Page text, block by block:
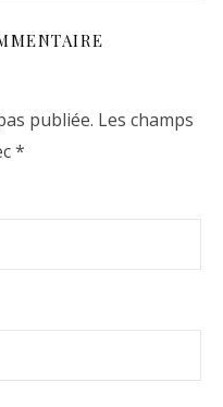
publiée. Les champs
*